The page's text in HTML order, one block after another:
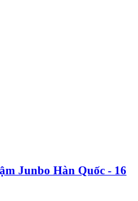
Junbo Hàn Quốc - 16